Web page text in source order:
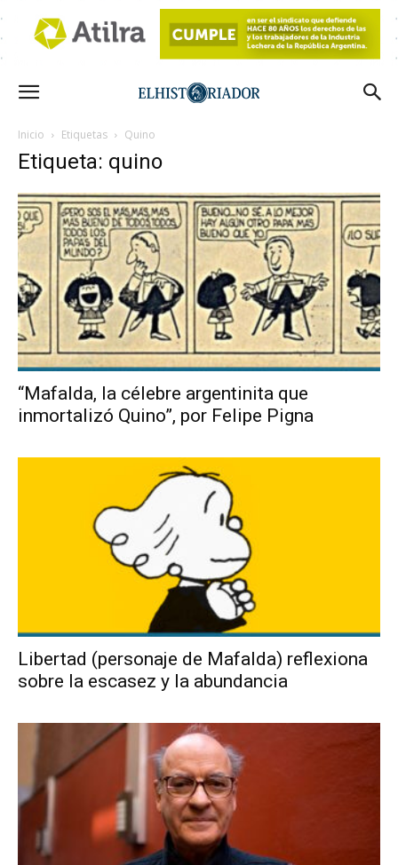
Inicio Etiquetas Quino
Etiqueta: quino
“Mafalda, la célebre argentinita que
inmortalizó Quino”, por Felipe Pigna
Libertad (personaje de Mafalda) reflexiona
sobre la escasez y la abundancia